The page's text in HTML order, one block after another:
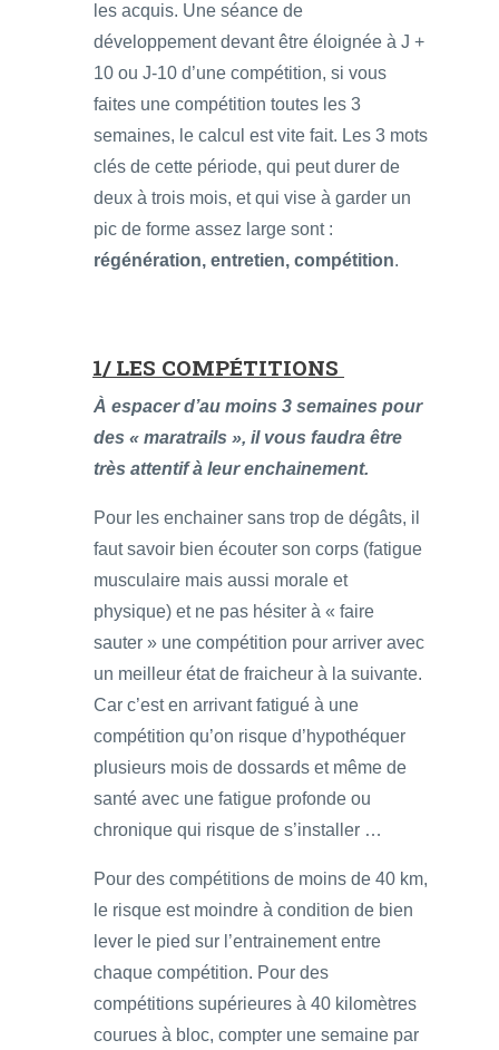
les acquis. Une séance de
développement devant être éloignée à J +
10 ou J-10 d’une compétition, si vous
faites une compétition toutes les 3
semaines, le calcul est vite fait. Les 3 mots
clés de cette période, qui peut durer de
deux à trois mois, et qui vise à garder un
pic de forme assez large sont :
régénération, entretien, compétition.
1/ LES COMPÉTITIONS
À espacer d’au moins 3 semaines pour
des « maratrails », il vous faudra être
très attentif à leur enchainement.
Pour les enchainer sans trop de dégâts, il
faut savoir bien écouter son corps (fatigue
musculaire mais aussi morale et
physique) et ne pas hésiter à « faire
sauter » une compétition pour arriver avec
un meilleur état de fraicheur à la suivante.
Car c’est en arrivant fatigué à une
compétition qu’on risque d’hypothéquer
plusieurs mois de dossards et même de
santé avec une fatigue profonde ou
chronique qui risque de s’installer …
Pour des compétitions de moins de 40 km,
le risque est moindre à condition de bien
lever le pied sur l’entrainement entre
chaque compétition. Pour des
compétitions supérieures à 40 kilomètres
courues à bloc, compter une semaine par